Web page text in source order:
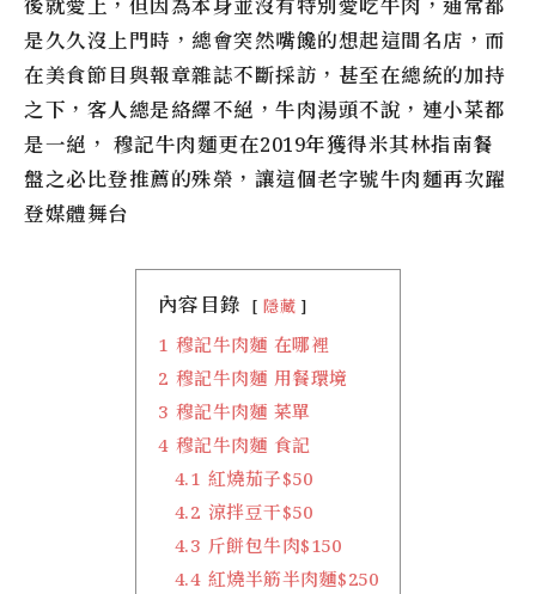
是久久沒上門時，總會突然嘴饞的想起這間名店，而
在美食節目與報章雜誌不斷採訪，甚至在總統的加持
之下，客人總是絡繹不絕，牛肉湯頭不說，連小菜都
是一絕， 穆記牛肉麵更在2019年獲得米其林指南餐
盤之必比登推薦的殊榮，讓這個老字號牛肉麵再次躍
登媒體舞台
內容目錄 隱藏
1 穆記牛肉麵 在哪裡
2 穆記牛肉麵 用餐環境
3 穆記牛肉麵 菜單
4 穆記牛肉麵 食記
4.1 紅燒茄子$50
4.2 涼拌豆干$50
4.3 斤餅包牛肉$150
4.4 紅燒半筋半肉麵$250